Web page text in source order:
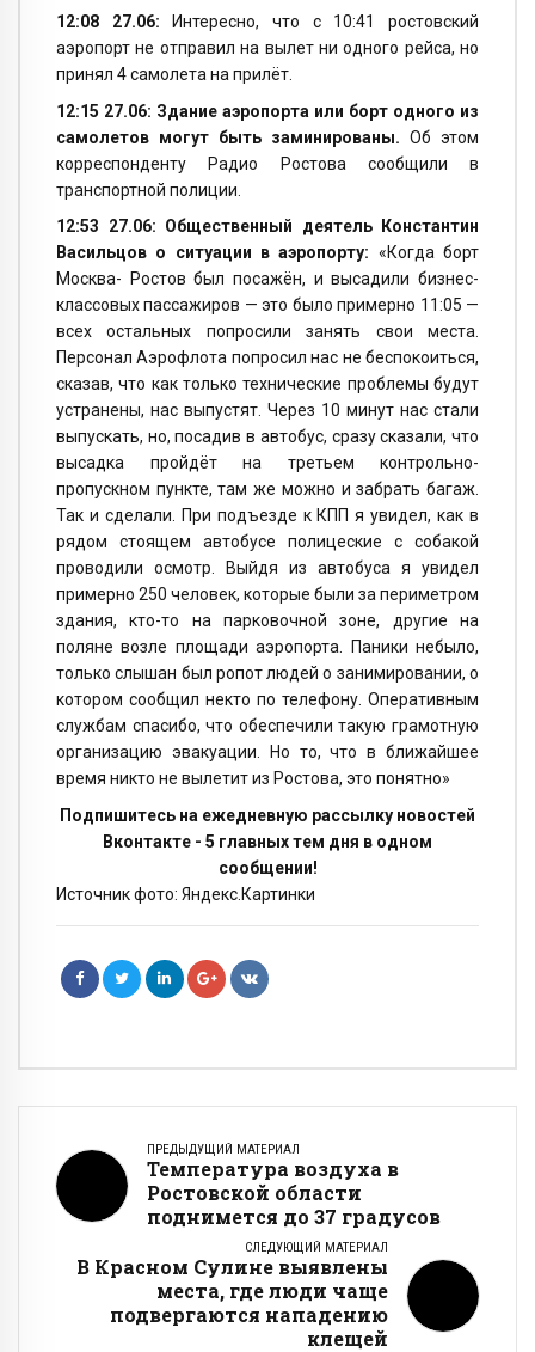
12:08 27.06: Интересно, что с 10:41 ростовский
аэропорт не отправил на вылет ни одного рейса, но
принял 4 самолета на прилёт.
12:15 27.06: Здание аэропорта или борт одного из
самолетов могут быть заминированы. Об этом
корреспонденту Радио Ростова сообщили в
транспортной полиции.
12:53 27.06: Общественный деятель Константин
Васильцов о ситуации в аэропорту: «Когда борт
Москва- Ростов был посажён, и высадили бизнес-
классовых пассажиров — это было примерно 11:05 —
всех остальных попросили занять свои места.
Персонал Аэрофлота попросил нас не беспокоиться,
сказав, что как только технические проблемы будут
устранены, нас выпустят. Через 10 минут нас стали
выпускать, но, посадив в автобус, сразу сказали, что
высадка пройдёт на третьем контрольно-
пропускном пункте, там же можно и забрать багаж.
Так и сделали. При подъезде к КПП я увидел, как в
рядом стоящем автобусе полицеские с собакой
проводили осмотр. Выйдя из автобуса я увидел
примерно 250 человек, которые были за периметром
здания, кто-то на парковочной зоне, другие на
поляне возле площади аэропорта. Паники небыло,
только слышан был ропот людей о занимировании, о
котором сообщил некто по телефону. Оперативным
службам спасибо, что обеспечили такую грамотную
организацию эвакуации. Но то, что в ближайшее
время никто не вылетит из Ростова, это понятно»
Подпишитесь на ежедневную рассылку новостей
Вконтакте - 5 главных тем дня в одном
сообщении!
Источник фото: Яндекс.Картинки
ПРЕДЫДУЩИЙ МАТЕРИАЛ
Температура воздуха в
Ростовской области
поднимется до 37 градусов
СЛЕДУЮЩИЙ МАТЕРИАЛ
В Красном Сулине выявлены
места, где люди чаще
подвергаются нападению
клещей